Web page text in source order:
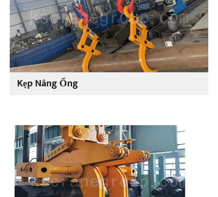
Kẹp Nâng Ống